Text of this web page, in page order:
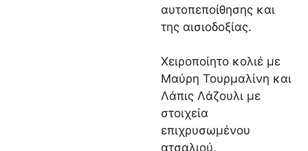
αυτοπεποίθησης και
της αισιοδοξίας.
Χειροποίητο κολιέ με
Μαύρη Τουρμαλίνη και
Λάπις Λάζουλι με
στοιχεία
επιχρυσωμένου
ατσαλιού.